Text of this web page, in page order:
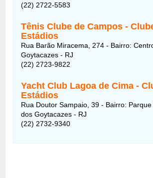
(22) 2722-5583
Tênis Clube de Campos -
Estádios
Rua Barão Miracema, 274 - Bairro:
Goytacazes - RJ
(22) 2723-9822
Yacht Club Lagoa de Cima -
Estádios
Rua Doutor Sampaio, 39 - Bairro:
dos Goytacazes - RJ
(22) 2732-9340